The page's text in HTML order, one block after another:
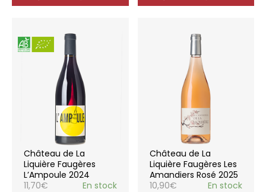
Château de La
Liquière Faugères
L’Ampoule 2024
11,70€ En stock
Château de La
Liquière Faugères Les
Amandiers Rosé 2025
10,90€ En stock